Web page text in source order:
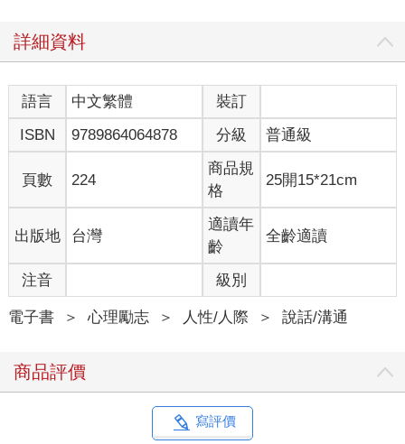
--
且這時對方並沒有注意到自己，擅長閒聊的人會先安靜走開，遠
遠地關注著對方。
如果對方與自己對視，先點頭致意，說：「看您很忙的樣子，稍
後我再找您聊。」
如果能這麼做，對方就會認為你是個機靈的人。
有時，對方再來打招呼還會特意加一句「剛才不好意思了」。
不擅閒聊的人，不會觀察當下的氛圍，而是冒失地去接近對方，
他們總是呆呆的，馬上就開始和對方說話。
結果，就被貼上不會察言觀色的標籤。
聊」，但是他們只要看見對方就會衝上前去搭話。
焦急不是好事。尤其是初次見面時，還可能會因此被對方疏遠。
這是因為人都有這樣一種心理：被追得愈猛，就愈想逃。
詳細資料
語言 中文繁體
裝訂
ISBN
9789864064878 分級 普通級
頁數 224
商品規
格
25開15*21cm
出版地 台灣
適讀年
齡
全齡適讀
注音 級別
電子書 ＞ 心理勵志 ＞ 人性/人際 ＞ 說話/溝通
商品評價
寫評價